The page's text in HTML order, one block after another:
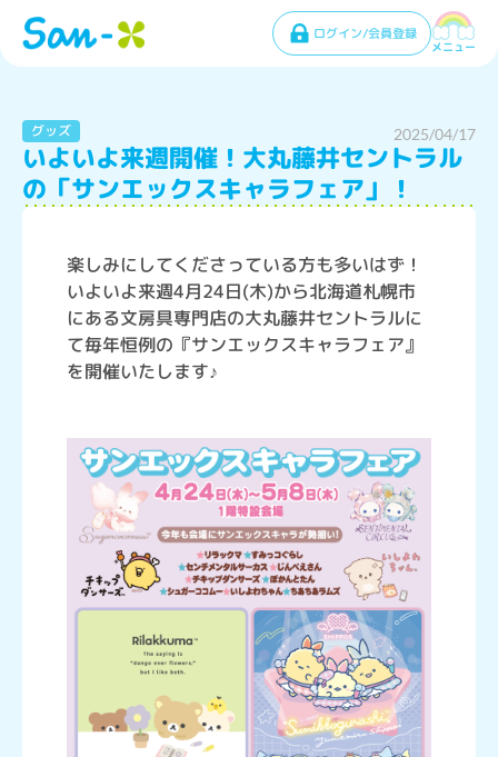
ログイン/会員登録
メニュー
グッズ 2025/04/17
いよいよ来週開催！大丸藤井セントラル
の「サンエックスキャラフェア」！
楽しみにしてくださっている方も多いはず！
いよいよ来週4月24日(木)から北海道札幌市
にある文房具専門店の大丸藤井セントラルに
て毎年恒例の『サンエックスキャラフェア』
を開催いたします♪